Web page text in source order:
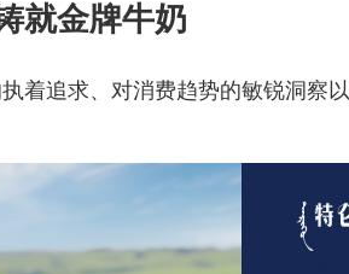
就金牌牛奶
着追求、对消费趋势的敏锐洞察